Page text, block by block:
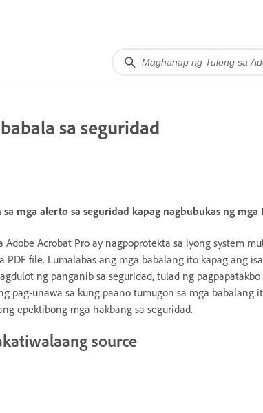
sa seguridad
mga alerto sa seguridad kapag nagbubukas ng mga
Adobe Acrobat Pro ay nagpoprotekta sa iyong system
file. Lumalabas ang mga babalang ito kapag ang
ng panganib sa seguridad, tulad ng
pag-unawa sa kung paano tumugon sa mga babalang
epektibong mga hakbang sa seguridad.
source